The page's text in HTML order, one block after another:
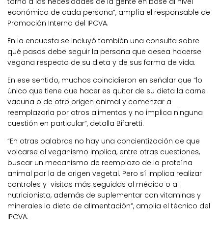
económico de cada persona”, amplía el responsable de
Promoción Interna del IPCVA.
En la encuesta se incluyó también una consulta sobre
qué pasos debe seguir la persona que desea hacerse
vegana respecto de su dieta y de sus forma de vida.
En ese sentido, muchos coincidieron en señalar que “lo
único que tiene que hacer es quitar de su dieta la carne
vacuna o de otro origen animal y comenzar a
reemplazarla por otros alimentos y no implica ninguna
cuestión en particular”, detalla Bifaretti.
“En otras palabras no hay una concientización de que
volcarse al veganismo implica, entre otras cuestiones,
buscar un mecanismo de reemplazo de la proteína
animal por la de origen vegetal. Pero sí implica realizar
controles y visitas más seguidas al médico o al
nutricionista, además de suplementar con vitaminas y
minerales la dieta de alimentación”, amplia el técnico del
IPCVA.